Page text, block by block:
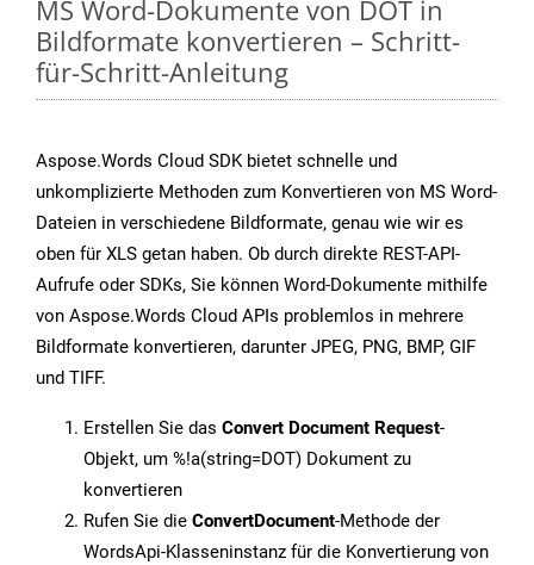
MS Word-Dokumente von DOT in
Bildformate konvertieren – Schritt-
für-Schritt-Anleitung
Aspose.Words Cloud SDK bietet schnelle und
unkomplizierte Methoden zum Konvertieren von MS Word-
Dateien in verschiedene Bildformate, genau wie wir es
oben für XLS getan haben. Ob durch direkte REST-API-
Aufrufe oder SDKs, Sie können Word-Dokumente mithilfe
von Aspose.Words Cloud APIs problemlos in mehrere
Bildformate konvertieren, darunter JPEG, PNG, BMP, GIF
und TIFF.
Erstellen Sie das Convert Document Request-
Objekt, um %!a(string=DOT) Dokument zu
konvertieren
Rufen Sie die ConvertDocument-Methode der
WordsApi-Klasseninstanz für die Konvertierung von